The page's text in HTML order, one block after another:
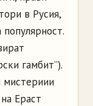
в Русия,
гамбит”).
мистериии
Ераст